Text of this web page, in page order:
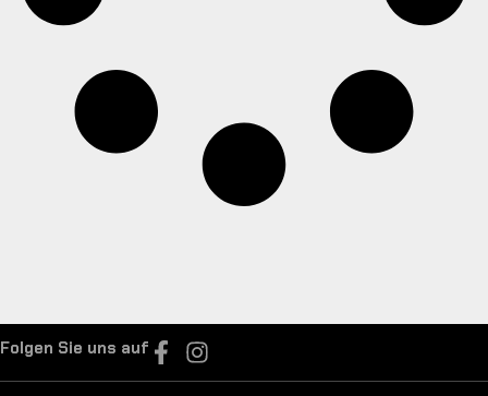
Folgen Sie uns auf